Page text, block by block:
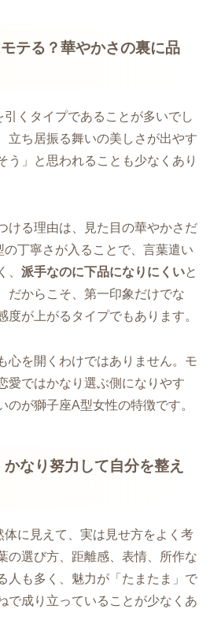
テる？華やかさの裏に品
くタイプであることが多いでし
立ち居振る舞いの美しさが出やす
う」と思われることも少なくあり
ける理由は、見た目の華やかさだ
丁寧さが入ることで、言葉遣い
、 派手なのに下品になりにくいと
だからこそ、第一印象だけでな
度が上がるタイプでもあります。
心を開くわけではありません。モ
愛ではかなり選ぶ側になりやす
のが獅子座A型女性の特徴です。
なり努力して自分を整え
に見えて、実は見せ方をよく考
の選び方、距離感、表情、所作な
人も多く、魅力が「たまたま」で
で成り立っていることが少なくあ